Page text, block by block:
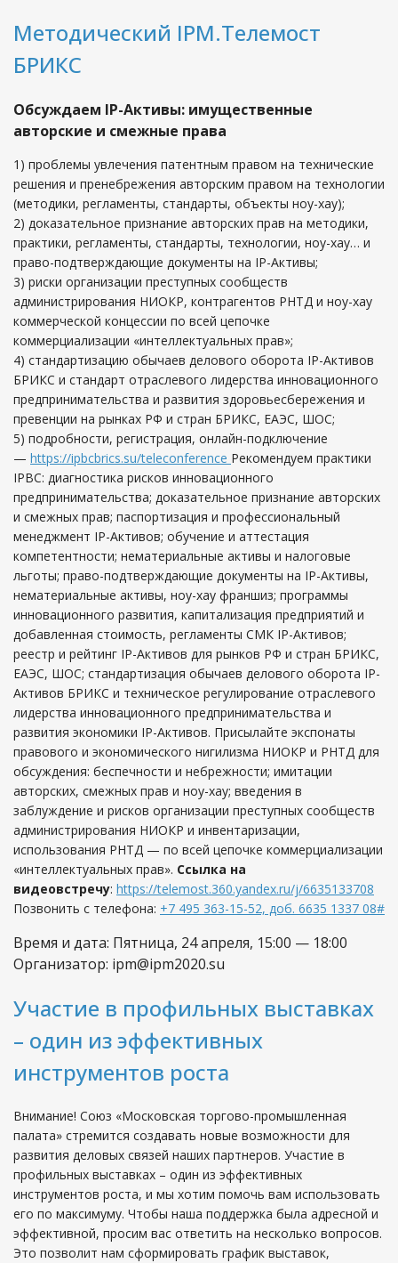
Методический IPM.Телемост
БРИКС
Обсуждаем IP-Активы: имущественные
авторские и смежные права
1) проблемы увлечения патентным правом на технические
решения и пренебрежения авторским правом на технологии
(методики, регламенты, стандарты, объекты ноу-хау);
2) доказательное признание авторских прав на методики,
практики, регламенты, стандарты, технологии, ноу-хау… и
право-подтверждающие документы на IP-Активы;
3) риски организации преступных сообществ
администрирования НИОКР, контрагентов РНТД и ноу-хау
коммерческой концессии по всей цепочке
коммерциализации «интеллектуальных прав»;
4) стандартизацию обычаев делового оборота IP-Активов
БРИКС и стандарт отраслевого лидерства инновационного
предпринимательства и развития здоровьесбережения и
превенции на рынках РФ и стран БРИКС, ЕАЭС, ШОС;
5) подробности, регистрация, онлайн-подключение
— https://ipbcbrics.su/teleconference Рекомендуем практики
IPBC: диагностика рисков инновационного
предпринимательства; доказательное признание авторских
и смежных прав; паспортизация и профессиональный
менеджмент IP-Активов; обучение и аттестация
компетентности; нематериальные активы и налоговые
льготы; право-подтверждающие документы на IP-Активы,
нематериальные активы, ноу-хау франшиз; программы
инновационного развития, капитализация предприятий и
добавленная стоимость, регламенты СМК IP-Активов;
реестр и рейтинг IP-Активов для рынков РФ и стран БРИКС,
ЕАЭС, ШОС; стандартизация обычаев делового оборота IP-
Активов БРИКС и техническое регулирование отраслевого
лидерства инновационного предпринимательства и
развития экономики IP-Активов. Присылайте экспонаты
правового и экономического нигилизма НИОКР и РНТД для
обсуждения: беспечности и небрежности; имитации
авторских, смежных прав и ноу-хау; введения в
заблуждение и рисков организации преступных сообществ
администрирования НИОКР и инвентаризации,
использования РНТД — по всей цепочке коммерциализации
«интеллектуальных прав». Ссылка на
видеовстречу: https://telemost.360.yandex.ru/j/6635133708
Позвонить с телефона: +7 ​495 ​363-​15-​52, доб. 6635 ​1337 ​08#
Время и дата: Пятница, 24 апреля, 15:00 — 18:00
Организатор: ipm@ipm2020.su
Участие в профильных выставках
– один из эффективных
инструментов роста
Внимание! Союз «Московская торгово-промышленная
палата» стремится создавать новые возможности для
развития деловых связей наших партнеров. Участие в
профильных выставках – один из эффективных
инструментов роста, и мы хотим помочь вам использовать
его по максимуму. Чтобы наша поддержка была адресной и
эффективной, просим вас ответить на несколько вопросов.
Это позволит нам сформировать график выставок,